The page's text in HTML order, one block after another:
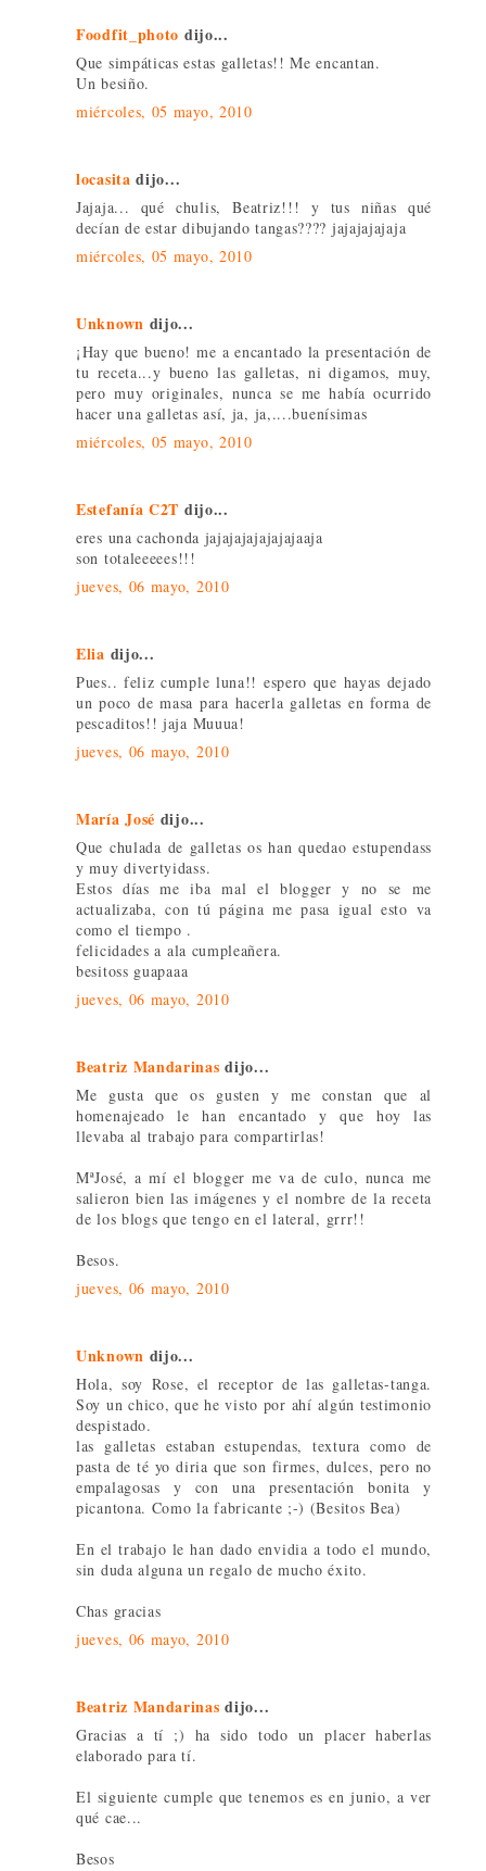
Foodfit_photo dijo...
Que simpáticas estas galletas!! Me encantan.
Un besiño.
miércoles, 05 mayo, 2010
locasita dijo...
Jajaja... qué chulis, Beatriz!!! y tus niñas qué
decían de estar dibujando tangas???? jajajajajaja
miércoles, 05 mayo, 2010
Unknown dijo...
¡Hay que bueno! me a encantado la presentación de
tu receta...y bueno las galletas, ni digamos, muy,
pero muy originales, nunca se me había ocurrido
hacer una galletas así, ja, ja,....buenísimas
miércoles, 05 mayo, 2010
Estefanía C2T dijo...
eres una cachonda jajajajajajajajaaja
son totaleeeees!!!
jueves, 06 mayo, 2010
Elia dijo...
Pues.. feliz cumple luna!! espero que hayas dejado
un poco de masa para hacerla galletas en forma de
pescaditos!! jaja Muuua!
jueves, 06 mayo, 2010
María José dijo...
Que chulada de galletas os han quedao estupendass
y muy divertyidass.
Estos días me iba mal el blogger y no se me
actualizaba, con tú página me pasa igual esto va
como el tiempo .
felicidades a ala cumpleañera.
besitoss guapaaa
jueves, 06 mayo, 2010
Beatriz Mandarinas dijo...
Me gusta que os gusten y me constan que al
homenajeado le han encantado y que hoy las
llevaba al trabajo para compartirlas!
MªJosé, a mí el blogger me va de culo, nunca me
salieron bien las imágenes y el nombre de la receta
de los blogs que tengo en el lateral, grrr!!
Besos.
jueves, 06 mayo, 2010
Unknown dijo...
Hola, soy Rose, el receptor de las galletas-tanga.
Soy un chico, que he visto por ahí algún testimonio
despistado.
las galletas estaban estupendas, textura como de
pasta de té yo diria que son firmes, dulces, pero no
empalagosas y con una presentación bonita y
picantona. Como la fabricante ;-) (Besitos Bea)
En el trabajo le han dado envidia a todo el mundo,
sin duda alguna un regalo de mucho éxito.
Chas gracias
jueves, 06 mayo, 2010
Beatriz Mandarinas dijo...
Gracias a tí ;) ha sido todo un placer haberlas
elaborado para tí.
El siguiente cumple que tenemos es en junio, a ver
qué cae...
Besos